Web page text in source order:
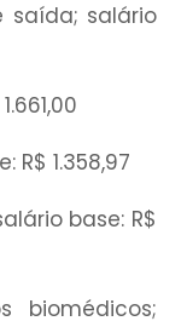
saída; salário
R$ 1.358,97
base: R$
biomédicos;